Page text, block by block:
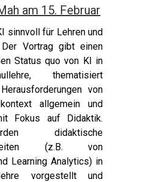
am 15. Februar
sinnvoll für Lehren und
Vortrag gibt einen
Status quo von KI in
thematisiert
von
allgemein und
Fokus auf Didaktik.
didaktische
(z.B. von
Learning Analytics) in
vorgestellt und